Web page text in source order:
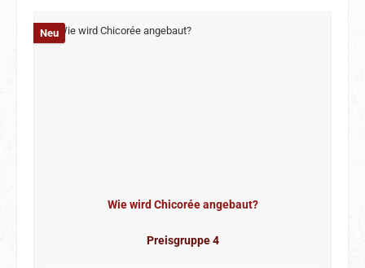
Neu
Wie wird Chicorée angebaut?
Preisgruppe 4